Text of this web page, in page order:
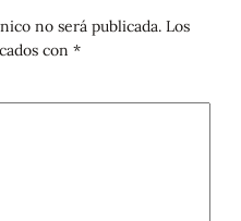
no será publicada. Los
con *